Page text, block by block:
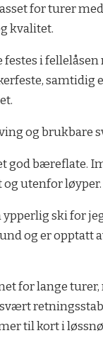
for turer
kvalitet.
i
og brukbare
god bæreflate.
utenfor
ypperlig ski for
og er opptatt
for lange
til kort i